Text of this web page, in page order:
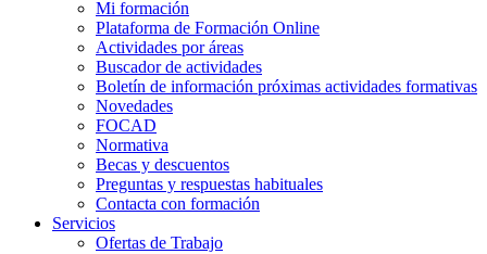
Mi formación
Plataforma de Formación Online
Actividades por áreas
Buscador de actividades
Boletín de información próximas actividades formativas
Novedades
FOCAD
Normativa
Becas y descuentos
Preguntas y respuestas habituales
Contacta con formación
Servicios
Ofertas de Trabajo